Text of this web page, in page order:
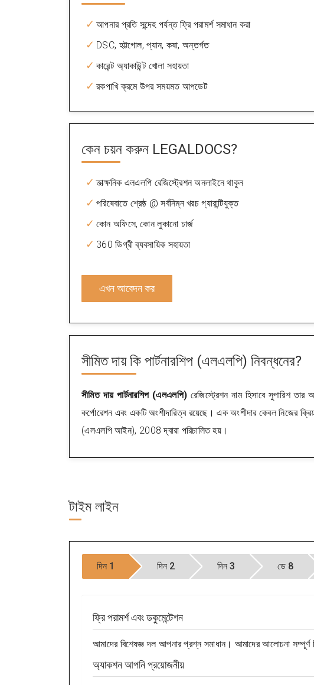
আপনার প্রতি সন্দেহ পর্যন্ত ফ্রি পরামর্শ সমাধান করা
DSC, হট্টগোল, প্যান, কষা, অন্তর্গত
কারেন্ট অ্যাকাউন্ট খোলা সহায়তা
রকপাখি ক্রমে উপর সময়মত আপডেট
কেন চয়ন করুন LEGALDOCS?
তাত্ক্ষনিক এলএলপি রেজিস্ট্রেশন অনলাইনে থাকুন
পরিষেবাতে শ্রেষ্ঠ @ সর্বনিম্ন খরচ গ্যারান্টিযুক্ত
কোন অফিসে, কোন লুকানো চার্জ
360 ডিগ্রী ব্যবসায়িক সহায়তা
এখন আবেদন কর
সীমিত দায় কি পার্টনারশিপ (এলএলপি) নিবন্ধনের?
সীমিত দায় পার্টনারশিপ (এলএলপি) রেজিস্ট্রেশন নাম হিসাবে সুপারিশ তার
কর্পোরেশন এবং একটি অংশীদারিত্ব রয়েছে। এক অংশীদার কেবল নিজের
(এলএলপি আইন), 2008 দ্বারা পরিচালিত হয়।
টাইম লাইন
দিন 1 দিন 2 দিন 3 ডে 8
ফ্রি পরামর্শ এবং ডকুমেন্টেশন
আমাদের বিশেষজ্ঞ দল আপনার প্রশ্ন সমাধান। আমাদের আলোচনা সম্পূর্ণ
অ্যাকশন আপনি প্রয়োজনীয়